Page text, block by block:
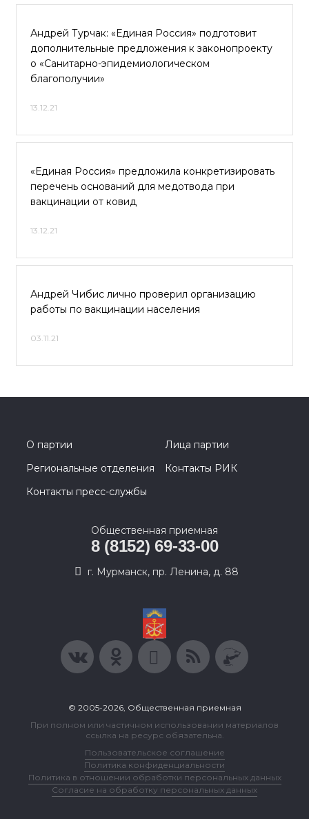
Андрей Турчак: «Единая Россия» подготовит
дополнительные предложения к законопроекту
о «Санитарно-эпидемиологическом
благополучии»
13.12.21
«Единая Россия» предложила конкретизировать
перечень оснований для медотвода при
вакцинации от ковид
13.12.21
Андрей Чибис лично проверил организацию
работы по вакцинации населения
03.11.21
О партии
Лица партии
Региональные отделения
Контакты РИК
Контакты пресс-службы
Общественная приемная
8 (8152) 69-33-00
г. Мурманск, пр. Ленина, д. 88
© 2005-2026, Общественная приемная
При полном или частичном использовании материалов
ссылка на ресурс обязательна.
Пользовательское соглашение
Политика конфиденциальности
Политика в отношении обработки персональных данных
Согласие на обработку персональных данных